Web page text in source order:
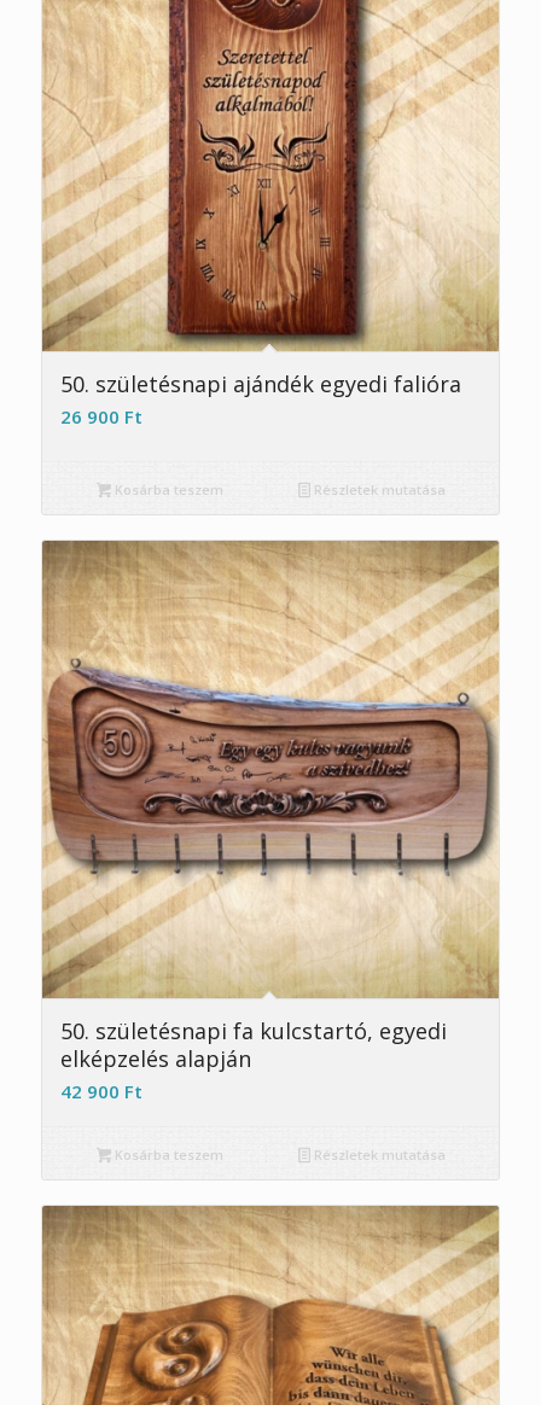
5.00
50. születésnapi ajándék egyedi falióra
26 900 Ft
Kosárba teszem Részletek mutatása
50. születésnapi fa kulcstartó, egyedi
elképzelés alapján
42 900 Ft
Kosárba teszem Részletek mutatása